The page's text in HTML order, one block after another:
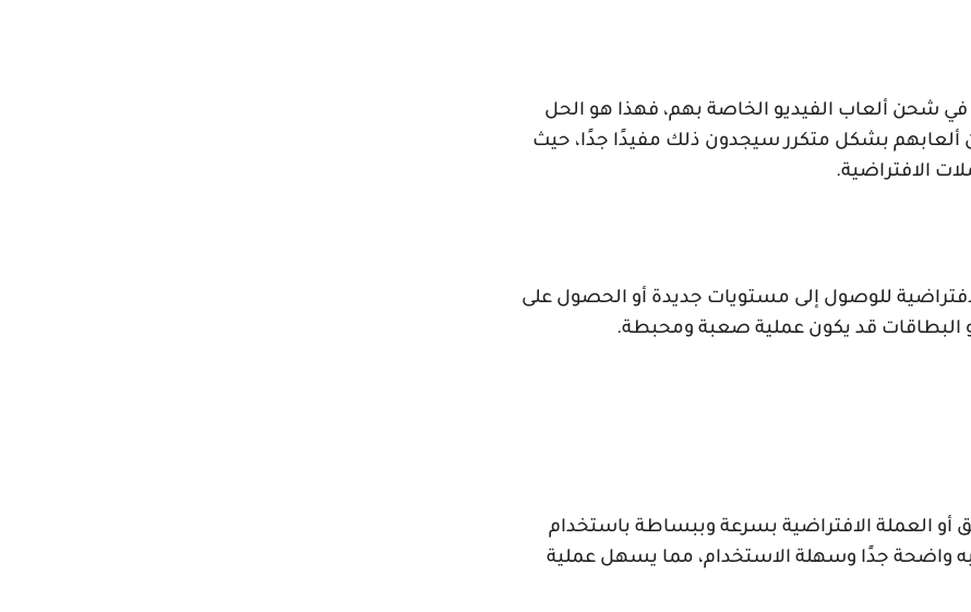
شحن ألعاب الفيديو الخاصة بهم، فهذا هو الحل
بشكل متكرر سيجدون ذلك مفيدًا جدًا، حيث
الافتراضية.
للوصول إلى مستويات جديدة أو الحصول على
البطاقات قد يكون عملية صعبة ومحبطة.
العملة الافتراضية بسرعة وببساطة باستخدام
واضحة جدًا وسهلة الاستخدام، مما يسهل عملية